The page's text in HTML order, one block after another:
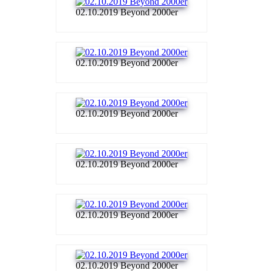
02.10.2019 Beyond 2000er
02.10.2019 Beyond 2000er
02.10.2019 Beyond 2000er
02.10.2019 Beyond 2000er
02.10.2019 Beyond 2000er
02.10.2019 Beyond 2000er